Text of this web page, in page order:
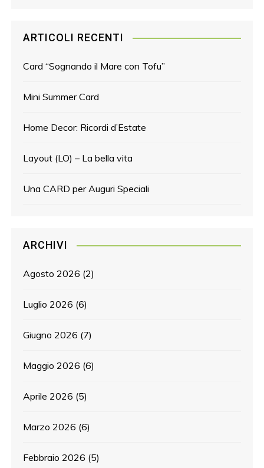
ARTICOLI RECENTI
Card “Sognando il Mare con Tofu”
Mini Summer Card
Home Decor: Ricordi d’Estate
Layout (LO) – La bella vita
Una CARD per Auguri Speciali
ARCHIVI
Agosto 2026 (2)
Luglio 2026 (6)
Giugno 2026 (7)
Maggio 2026 (6)
Aprile 2026 (5)
Marzo 2026 (6)
Febbraio 2026 (5)